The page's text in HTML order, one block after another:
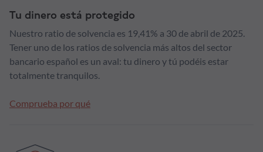
Tu dinero está protegido
Nuestro ratio de solvencia es 19,41% a 30 de abril de 2025.
Tener uno de los ratios de solvencia más altos del sector
bancario español es un aval: tu dinero y tú podéis estar
totalmente tranquilos.
Comprueba por qué